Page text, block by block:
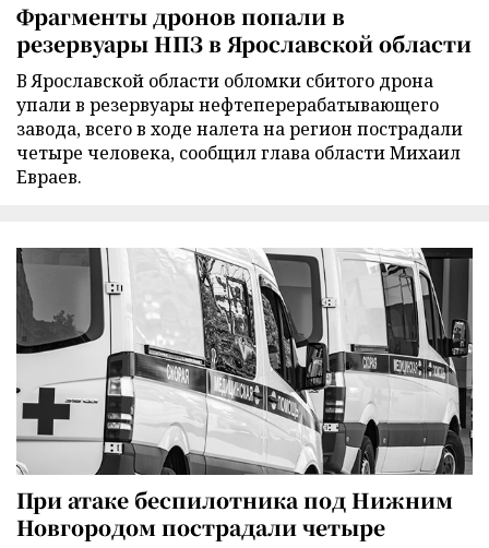
Фрагменты дронов попали в
резервуары НПЗ в Ярославской области
В Ярославской области обломки сбитого дрона
упали в резервуары нефтеперерабатывающего
завода, всего в ходе налета на регион пострадали
четыре человека, сообщил глава области Михаил
Евраев.
При атаке беспилотника под Нижним
Новгородом пострадали четыре